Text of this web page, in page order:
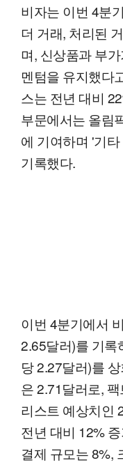
비자는 이번 4분
더 거래, 처리된
며, 신상품과 부
멘텀을 유지했다
스는 전년 대비
부문에서는 올림
에 기여하며 '기
기록했다.
이번 4분기에서
2.65달러)를 기록
당 2.27달러)를
은 2.71달러로,
리스트 예상치인
전년 대비 12%
결제 규모는 8%,